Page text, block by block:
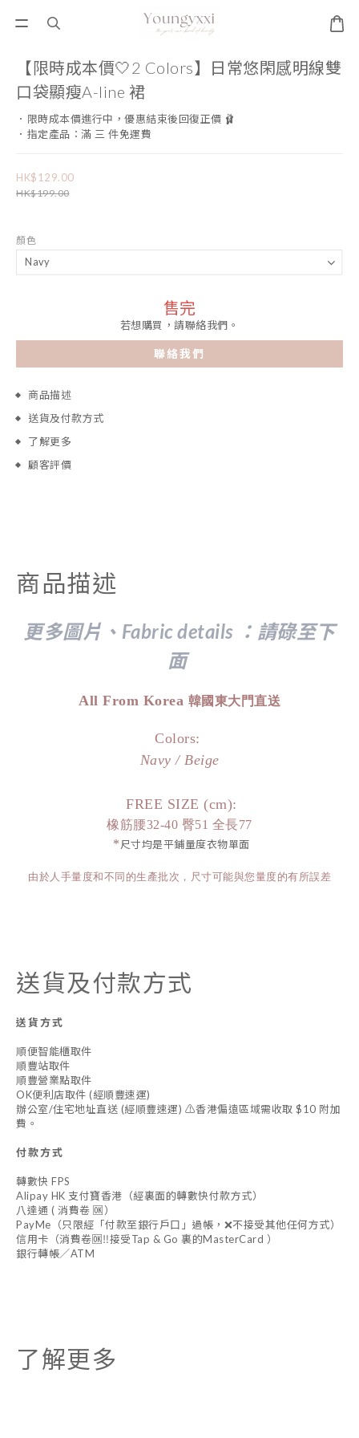
【限時成本價🤍2 Colors】日常悠閑感明線雙
口袋顯瘦A-line 裙
．限時成本價進行中，優惠結束後回復正價 🩰
．指定產品：滿 三 件免運費
HK$129.00
HK$199.00
顏色
售完
若想購買，請聯絡我們。
聯絡我們
商品描述
送貨及付款方式
了解更多
顧客評價
商品描述
更多圖片、Fabric details ：請碌至下
面
All From Korea 韓國東大門直送
Colors:
Navy / Beige
FREE SIZE (cm):
橡筋腰32-40 臀51 全長77
*尺寸均是平鋪量度衣物單面
由於人手量度和不同的生產批次，尺寸可能與您量度的有所誤差
送貨及付款方式
送貨方式
順便智能櫃取件
順豐站取件
順豐營業點取件
OK便利店取件 (經順豐速運)
辦公室/住宅地址直送 (經順豐速運) ⚠️香港偏遠區域需收取 $10 附加
費。
付款方式
轉數快 FPS
Alipay HK 支付寶香港（經裏面的轉數快付款方式）
八達通 ( 消費卷 🆗）
PayMe（只限經「付款至銀行戶口」過帳，❌不接受其他任何方式）
信用卡（消費卷🆗‼️接受Tap & Go 裏的MasterCard ）
銀行轉帳／ATM
了解更多